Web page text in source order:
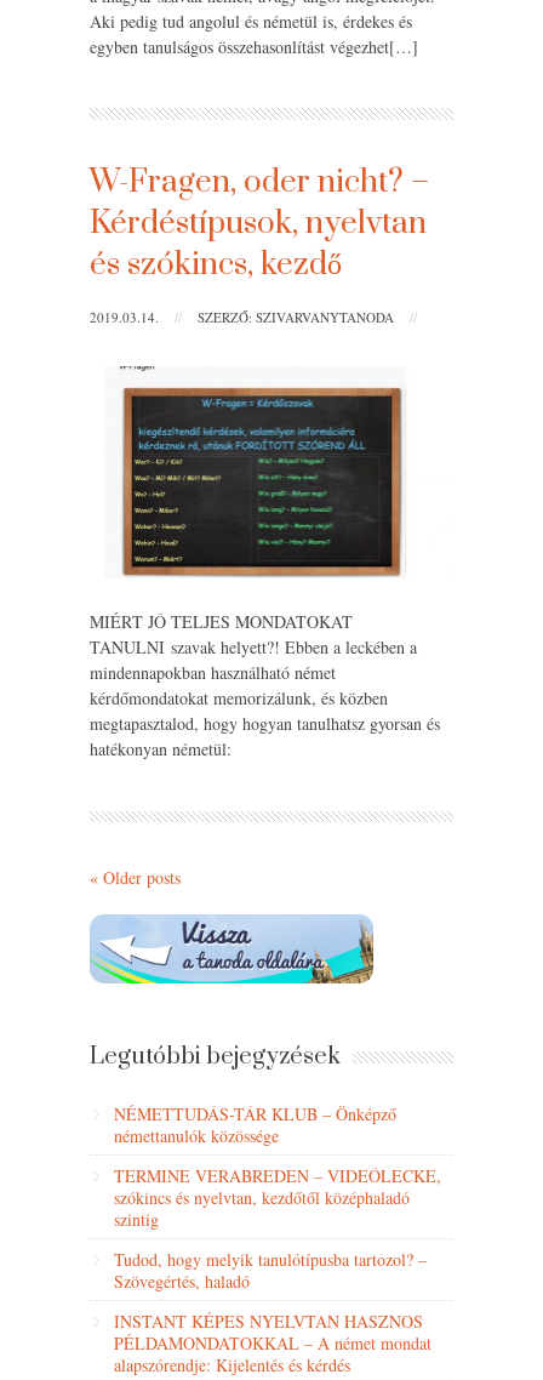
Aki pedig tud angolul és németül is, érdekes és
egyben tanulságos összehasonlítást végezhet[…]
W-Fragen, oder nicht? –
Kérdéstípusok, nyelvtan
és szókincs, kezdő
2019.03.14. // SZERZŐ: SZIVARVANYTANODA //
MIÉRT JÓ TELJES MONDATOKAT
TANULNI szavak helyett?! Ebben a leckében a
mindennapokban használható német
kérdőmondatokat memorizálunk, és közben
megtapasztalod, hogy hogyan tanulhatsz gyorsan és
hatékonyan németül:
« Older posts
Legutóbbi bejegyzések
NÉMETTUDÁS-TÁR KLUB – Önképző
némettanulók közössége
TERMINE VERABREDEN – VIDEÓLECKE,
szókincs és nyelvtan, kezdőtől középhaladó
szintig
Tudod, hogy melyik tanulótípusba tartozol? –
Szövegértés, haladó
INSTANT KÉPES NYELVTAN HASZNOS
PÉLDAMONDATOKKAL – A német mondat
alapszórendje: Kijelentés és kérdés